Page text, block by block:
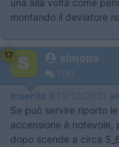
una alla volta come
montando il deviatore
17 simons
1197
Inserito il 19/12/2021
Se può servire riporto
accensione è notevole,
dopo scende a circa